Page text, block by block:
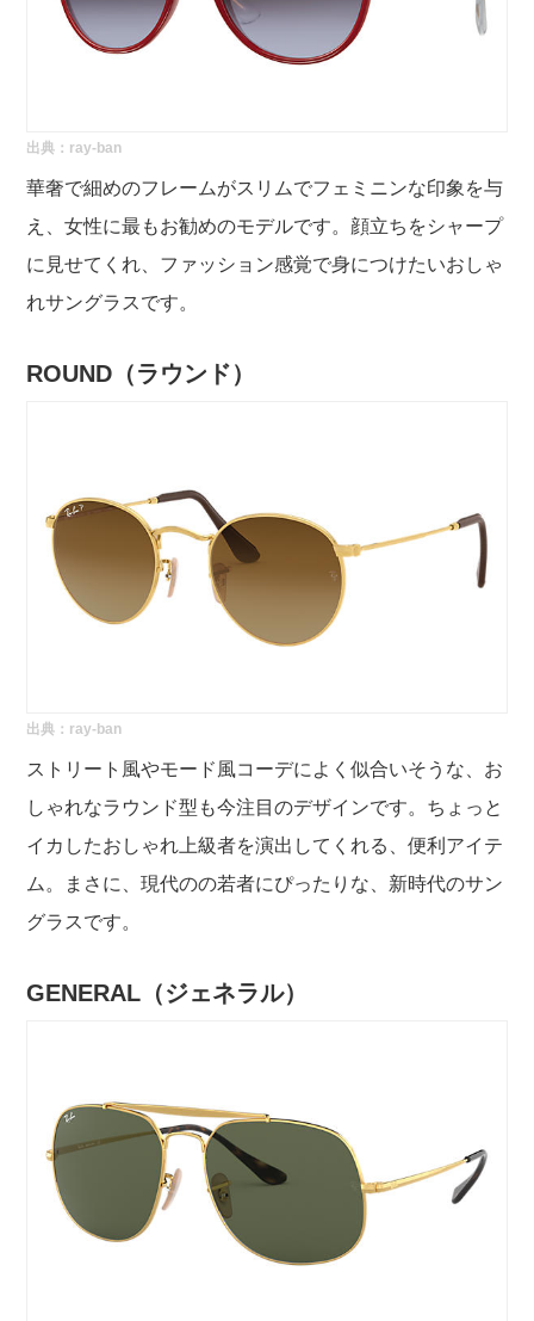
出典： ray-ban
華奢で細めのフレームがスリムでフェミニンな印象を与
え、女性に最もお勧めのモデルです。顔立ちをシャープ
に見せてくれ、ファッション感覚で身につけたいおしゃ
れサングラスです。
ROUND（ラウンド）
出典： ray-ban
ストリート風やモード風コーデによく似合いそうな、お
しゃれなラウンド型も今注目のデザインです。ちょっと
イカしたおしゃれ上級者を演出してくれる、便利アイテ
ム。まさに、現代のの若者にぴったりな、新時代のサン
グラスです。
GENERAL（ジェネラル）